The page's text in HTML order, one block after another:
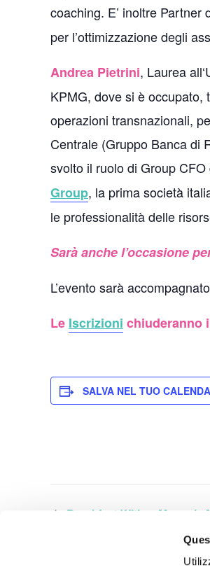
coaching. E’ inoltre Partner
per l’ottimizzazione degli
Andrea Pietrini, Laurea
KPMG, dove si è occupato,
operazioni transnazionali,
Centrale (Gruppo Banca di
svolto il ruolo di Group
Group, la prima società
le professionalità delle
Sarà anche l’occasione
L’evento sarà
Le Iscrizioni chiuderanno
SALVA NEL TUO
Breakfast With… Manuela